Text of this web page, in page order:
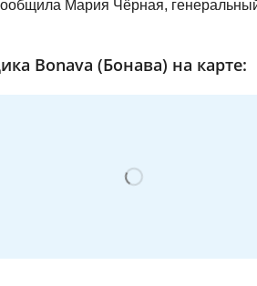
Мария Чёрная,
Bonava (Бонава) на карте: